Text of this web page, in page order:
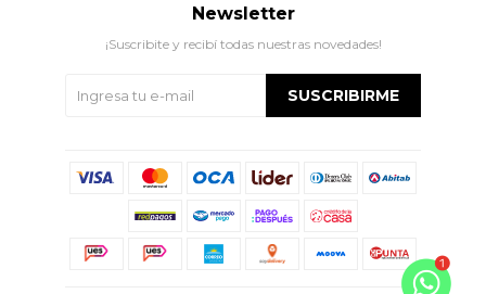
Newsletter
¡Suscribite y recibí todas nuestras novedades!
SUSCRIBIRME